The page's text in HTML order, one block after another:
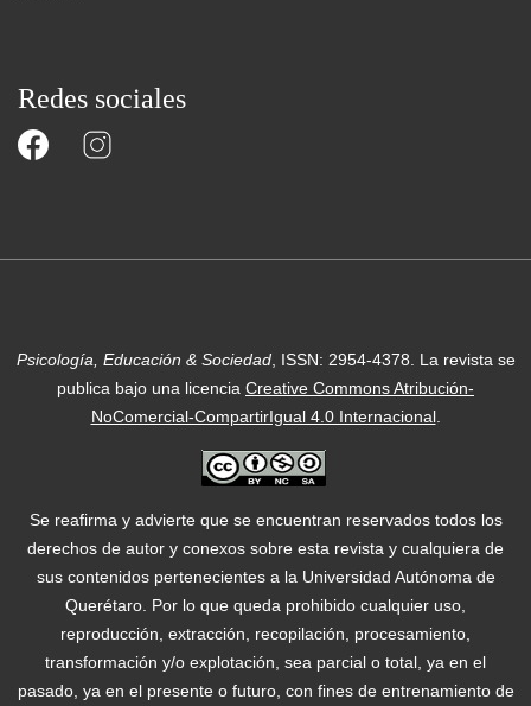
Redes sociales
Psicología, Educación & Sociedad, ISSN: 2954-4378. La revista se
publica bajo una licencia Creative Commons Atribución-
NoComercial-CompartirIgual 4.0 Internacional.
Se reafirma y advierte que se encuentran reservados todos los
derechos de autor y conexos sobre esta revista y cualquiera de
sus contenidos pertenecientes a la Universidad Autónoma de
Querétaro. Por lo que queda prohibido cualquier uso,
reproducción, extracción, recopilación, procesamiento,
transformación y/o explotación, sea parcial o total, ya en el
pasado, ya en el presente o futuro, con fines de entrenamiento de